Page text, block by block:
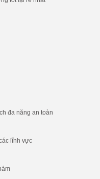
đa năng an toàn
lĩnh vực